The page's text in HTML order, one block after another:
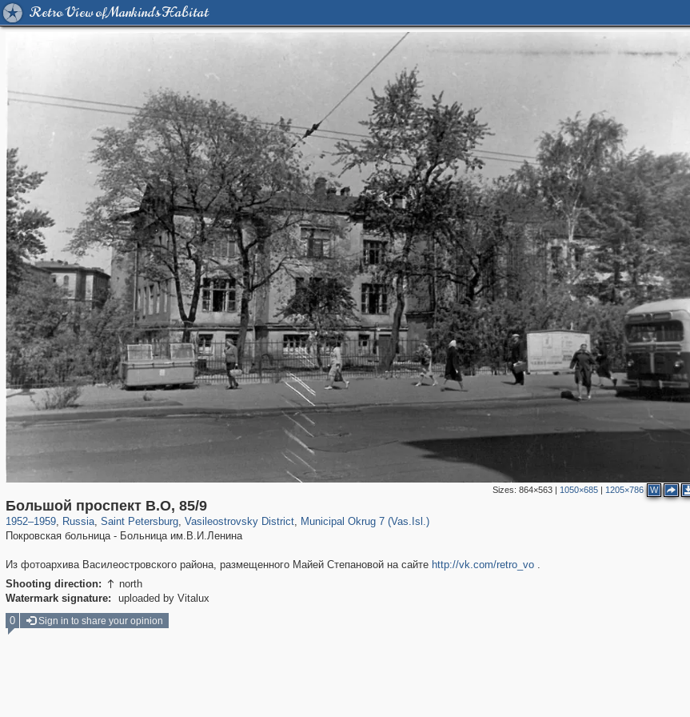
Retro View of Mankind's Habitat
Sizes: 864×563| 1050×685| 1205×786 W
Большой проспект В.О, 85/9
1952–1959, Russia
1,407,363 29,248
, Saint Petersburg
197,265 5,714
, Vasileostrovsky District
14,282
, Municipal Okrug 7 (Vas.Isl.)
Покровская больница - Больница им.В.И.Ленина
Из фотоархива Василеостровского района, размещенного Майей Степановой на сайте http://vk.com/retro_vo.
Shooting direction:  north
Watermark signature:
uploaded by Vitalux
0 Sign in to share your opinion